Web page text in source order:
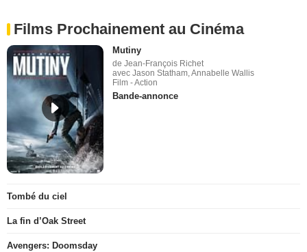
Films Prochainement au Cinéma
Mutiny
de Jean-François Richet
avec Jason Statham, Annabelle Wallis
Film - Action
Bande-annonce
Tombé du ciel
La fin d’Oak Street
Avengers: Doomsday